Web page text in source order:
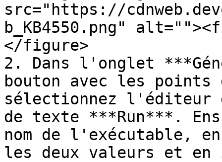
src="https://
b_KB4550.png"
</figure>
2. Dans l'onglet
bouton avec les points
sélectionnez l'éditeur
de texte ***Run***.
nom de l'exécutable,
les deux valeurs et